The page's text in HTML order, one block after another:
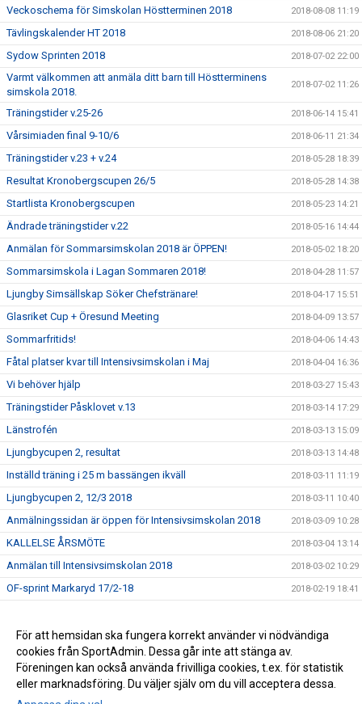
Veckoschema för Simskolan Höstterminen 2018 2018-08-08 11:19
Tävlingskalender HT 2018 2018-08-06 21:20
Sydow Sprinten 2018 2018-07-02 22:00
Varmt välkommen att anmäla ditt barn till Höstterminens
simskola 2018.
2018-07-02 11:26
Träningstider v.25-26 2018-06-14 15:41
Vårsimiaden final 9-10/6 2018-06-11 21:34
Träningstider v.23 + v.24 2018-05-28 18:39
Resultat Kronobergscupen 26/5 2018-05-28 14:38
Startlista Kronobergscupen 2018-05-23 14:21
Ändrade träningstider v.22 2018-05-16 14:44
Anmälan för Sommarsimskolan 2018 är ÖPPEN! 2018-05-02 18:20
Sommarsimskola i Lagan Sommaren 2018! 2018-04-28 11:57
Ljungby Simsällskap Söker Chefstränare! 2018-04-17 15:51
Glasriket Cup + Öresund Meeting 2018-04-09 13:57
Sommarfritids! 2018-04-06 14:43
Fåtal platser kvar till Intensivsimskolan i Maj 2018-04-04 16:36
Vi behöver hjälp 2018-03-27 15:43
Träningstider Påsklovet v.13 2018-03-14 17:29
Länstrofén 2018-03-13 15:09
Ljungbycupen 2, resultat 2018-03-13 14:48
Inställd träning i 25 m bassängen ikväll 2018-03-11 11:19
Ljungbycupen 2, 12/3 2018 2018-03-11 10:40
Anmälningssidan är öppen för Intensivsimskolan 2018 2018-03-09 10:28
KALLELSE ÅRSMÖTE 2018-03-04 13:14
Anmälan till Intensivsimskolan 2018 2018-03-02 10:29
OF-sprint Markaryd 17/2-18 2018-02-19 18:41
Resultat Ljungbycupen 12/2 2018-02-13 14:47
Länktips simutrustning - Bra!! 2017-09-08 13:31
För att hemsidan ska fungera korrekt använder vi nödvändiga
cookies från SportAdmin. Dessa går inte att stänga av.
Föreningen kan också använda frivilliga cookies, t.ex. för statistik
eller marknadsföring. Du väljer själv om du vill acceptera dessa.